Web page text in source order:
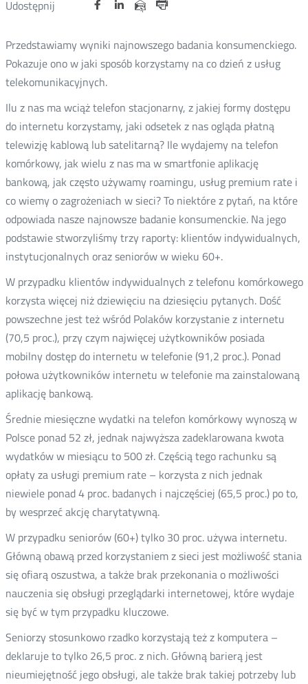
Udostępnij
Twitter
oknie
Facebook
oknieLinkedin
oknie
e-
mail
Przedstawiamy wyniki najnowszego badania konsumenckiego.
Pokazuje ono w jaki sposób korzystamy na co dzień z usług
telekomunikacyjnych.
Ilu z nas ma wciąż telefon stacjonarny, z jakiej formy dostępu
do internetu korzystamy, jaki odsetek z nas ogląda płatną
telewizję kablową lub satelitarną? Ile wydajemy na telefon
komórkowy, jak wielu z nas ma w smartfonie aplikację
bankową, jak często używamy roamingu, usług premium rate i
co wiemy o zagrożeniach w sieci? To niektóre z pytań, na które
odpowiada nasze najnowsze badanie konsumenckie. Na jego
podstawie stworzyliśmy trzy raporty: klientów indywidualnych,
instytucjonalnych oraz seniorów w wieku 60+.
W przypadku klientów indywidualnych z telefonu komórkowego
korzysta więcej niż dziewięciu na dziesięciu pytanych. Dość
powszechne jest też wśród Polaków korzystanie z internetu
(70,5 proc.), przy czym najwięcej użytkowników posiada
mobilny dostęp do internetu w telefonie (91,2 proc.). Ponad
połowa użytkowników internetu w telefonie ma zainstalowaną
aplikację bankową.
Średnie miesięczne wydatki na telefon komórkowy wynoszą w
Polsce ponad 52 zł, jednak najwyższa zadeklarowana kwota
wydatków w miesiącu to 500 zł. Częścią tego rachunku są
opłaty za usługi premium rate – korzysta z nich jednak
niewiele ponad 4 proc. badanych i najczęściej (65,5 proc.) po to,
by wesprzeć akcję charytatywną.
W przypadku seniorów (60+) tylko 30 proc. używa internetu.
Główną obawą przed korzystaniem z sieci jest możliwość stania
się ofiarą oszustwa, a także brak przekonania o możliwości
nauczenia się obsługi przeglądarki internetowej, które wydaje
się być w tym przypadku kluczowe.
Seniorzy stosunkowo rzadko korzystają też z komputera –
deklaruje to tylko 26,5 proc. z nich. Główną barierą jest
nieumiejętność jego obsługi, ale także brak takiej potrzeby lub